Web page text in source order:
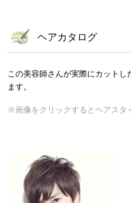
ヘアカタログ
この美容師さんが実際にカットし
ます。
※画像をクリックするとヘアスタ